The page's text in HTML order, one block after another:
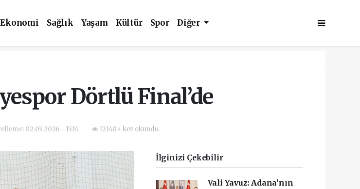
Ekonomi Sağlık Yaşam Kültür Spor Diğer
Dörtlü Final’de
02.03.2026 - 15:14 12140+ kez okundu.
İlginizi Çekebilir
Vali Yavuz: Adana’nın